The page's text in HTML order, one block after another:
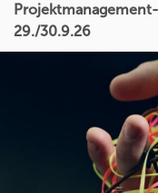
29./30.9.26